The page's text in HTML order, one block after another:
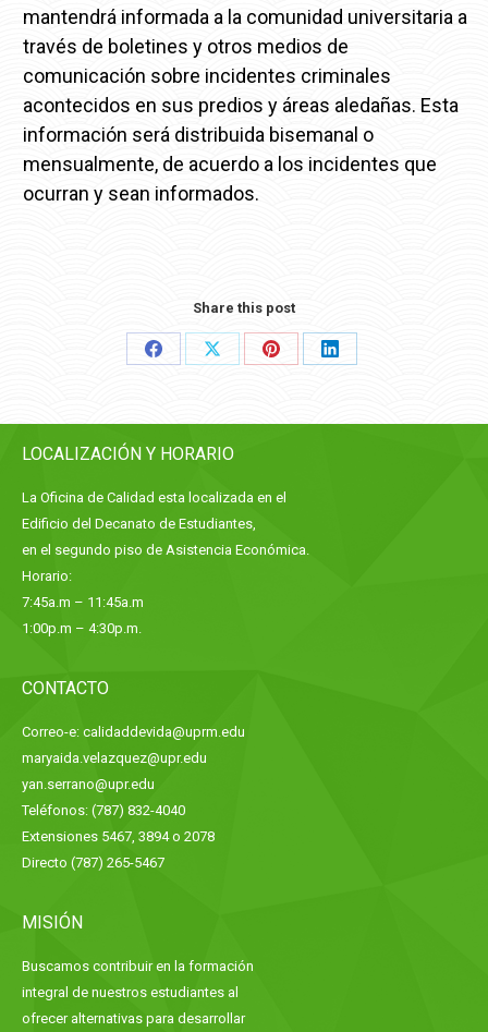
mantendrá informada a la comunidad universitaria a
través de boletines y otros medios de
comunicación sobre incidentes criminales
acontecidos en sus predios y áreas aledañas. Esta
información será distribuida bisemanal o
mensualmente, de acuerdo a los incidentes que
ocurran y sean informados.
Share this post
Share
Facebook
Share
X
Share
Pinterest
Share
LinkedIn
LOCALIZACIÓN Y HORARIO
La Oficina de Calidad esta localizada en el
Edificio del Decanato de Estudiantes,
en el segundo piso de Asistencia Económica.
Horario:
7:45a.m – 11:45a.m
1:00p.m – 4:30p.m.
CONTACTO
Correo-e: calidaddevida@uprm.edu
maryaida.velazquez@upr.edu
yan.serrano@upr.edu
Teléfonos: (787) 832-4040
Extensiones 5467, 3894 o 2078
Directo (787) 265-5467
MISIÓN
Buscamos contribuir en la formación
integral de nuestros estudiantes al
ofrecer alternativas para desarrollar